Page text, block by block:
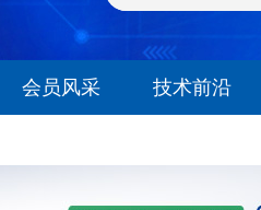
会员风采 技术前沿